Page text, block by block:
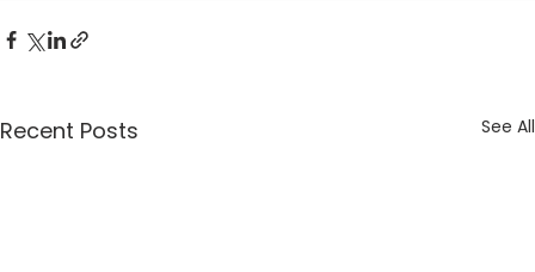
Recent Posts See All